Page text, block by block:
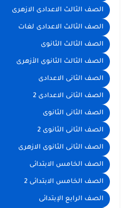
الصف الثالث الاعدادى الازهرى
الصف الثالث الاعدادى لغات
الصف الثالث الثانوى
الصف الثالث الثانوى الأزهرى
الصف الثانى الاعدادى
الصف الثانى الاعدادى 2
الصف الثانى الثانوى
الصف الثانى الثانوى 2
الصف الثانى الثانوى الازهرى
الصف الخامس الابتدائى
الصف الخامس الابتدائى 2
الصف الرابع الإبتدائى